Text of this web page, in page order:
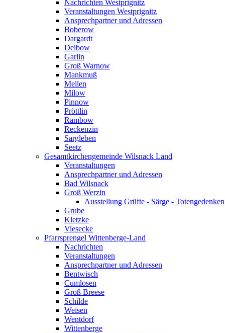
Nachrichten Westprignitz
Veranstaltungen Westprignitz
Ansprechpartner und Adressen
Boberow
Dargardt
Deibow
Garlin
Groß Warnow
Mankmuß
Mellen
Milow
Pinnow
Pröttlin
Rambow
Reckenzin
Sargleben
Seetz
Gesamtkirchengemeinde Wilsnack Land
Veranstaltungen
Ansprechpartner und Adressen
Bad Wilsnack
Groß Werzin
Ausstellung Grüfte - Särge - Totengedenken
Grube
Kletzke
Viesecke
Pfarrsprengel Wittenberge-Land
Nachrichten
Veranstaltungen
Ansprechpartner und Adressen
Bentwisch
Cumlosen
Groß Breese
Schilde
Weisen
Wentdorf
Wittenberge